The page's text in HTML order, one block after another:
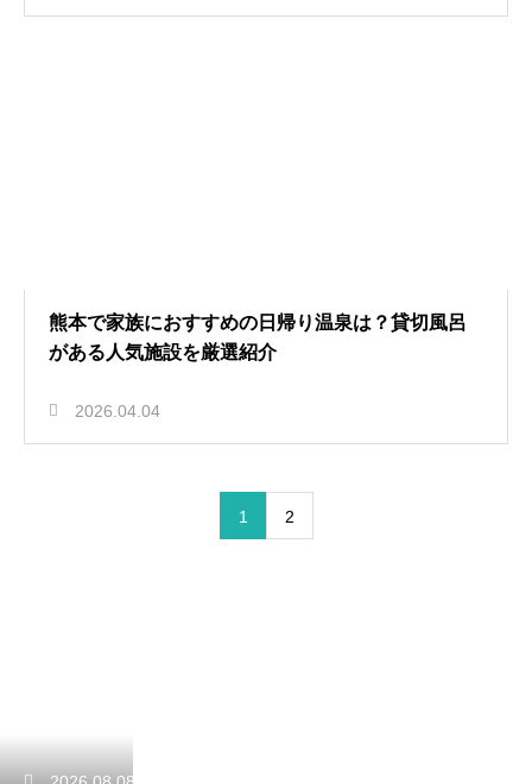
熊本で家族におすすめの日帰り温泉は？貸切風呂
がある人気施設を厳選紹介
2026.04.04
1 2